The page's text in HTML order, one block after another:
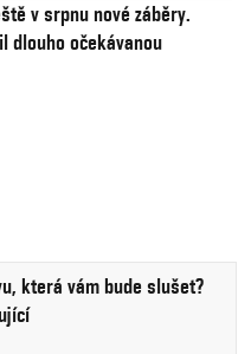
v srpnu nové záběry.
dlouho očekávanou
která vám bude slušet?